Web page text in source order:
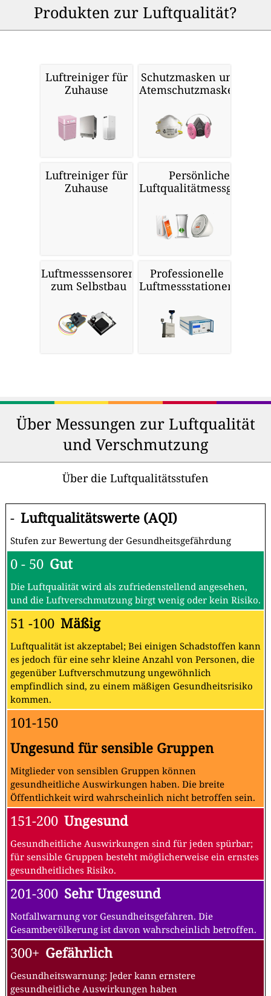
Produkten zur Luftqualität?
Luftreiniger für
Zuhause
Schutzmasken und
Atemschutzmasken
Luftreiniger für
Zuhause
Persönliche
Luftqualitätmessgeräte
Luftmesssensoren
zum Selbstbau
Professionelle
Luftmessstationen
Über Messungen zur Luftqualität
und Verschmutzung
Über die Luftqualitätsstufen
- Luftqualitätswerte (AQI)
Stufen zur Bewertung der Gesundheitsgefährdung
0 - 50 Gut
Die Luftqualität wird als zufriedenstellend angesehen,
und die Luftverschmutzung birgt wenig oder kein Risiko.
51 -100 Mäßig
Luftqualität ist akzeptabel; Bei einigen Schadstoffen kann
es jedoch für eine sehr kleine Anzahl von Personen, die
gegenüber Luftverschmutzung ungewöhnlich
empfindlich sind, zu einem mäßigen Gesundheitsrisiko
kommen.
101-150
Ungesund für sensible Gruppen
Mitglieder von sensiblen Gruppen können
gesundheitliche Auswirkungen haben. Die breite
Öffentlichkeit wird wahrscheinlich nicht betroffen sein.
151-200 Ungesund
Gesundheitliche Auswirkungen sind für jeden spürbar;
für sensible Gruppen besteht möglicherweise ein ernstes
gesundheitliches Risiko.
201-300 Sehr Ungesund
Notfallwarnung vor Gesundheitsgefahren. Die
Gesamtbevölkerung ist davon wahrscheinlich betroffen.
300+ Gefährlich
Gesundheitswarnung: Jeder kann ernstere
gesundheitliche Auswirkungen haben